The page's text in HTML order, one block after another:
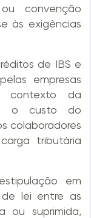
convenção
às exigências
de IBS e
empresas
contexto da
o custo do
colaboradores
tributária
em
lei entre as
ou suprimida,